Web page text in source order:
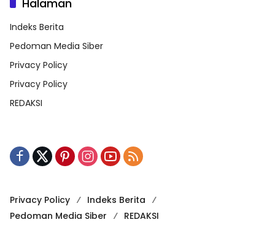
Halaman
Indeks Berita
Pedoman Media Siber
Privacy Policy
Privacy Policy
REDAKSI
Privacy Policy
Indeks Berita
Pedoman Media Siber
REDAKSI